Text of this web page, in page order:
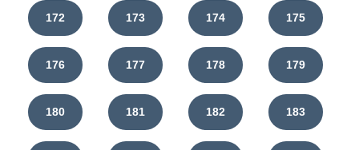
172 173 174 175
176 177 178 179
180 181 182 183